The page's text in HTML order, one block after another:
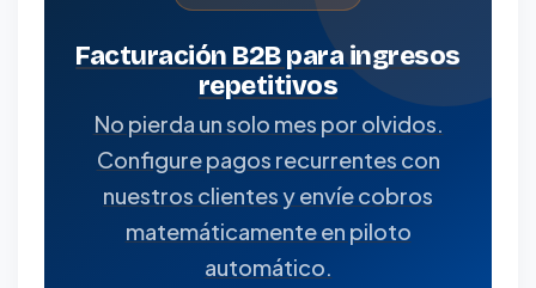
Facturación B2B para ingresos
repetitivos
No pierda un solo mes por olvidos.
Configure pagos recurrentes con
nuestros clientes y envíe cobros
matemáticamente en piloto
automático.